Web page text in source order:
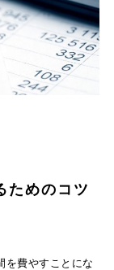
めのコツ
を費やすことにな